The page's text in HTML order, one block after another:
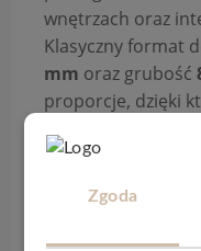
wnętrzach oraz
Klasyczny format
mm oraz grubość
proporcje, dzięki
pomieszczeń.
Panele
gwarantuje
zarysowania i
Zgoda